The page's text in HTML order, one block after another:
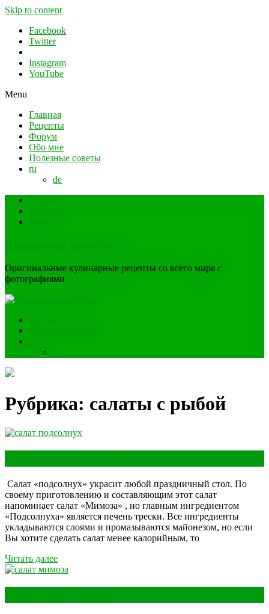
Skip to content
Facebook
Twitter
Instagram
YouTube
Menu
Главная
Рецепты
Форум
Обо мне
Полезные советы
ru
de
Оригинальные кулинарные рецепты со всего мира с
фотографиями
Рубрика: салаты с рыбой
Салат «подсолнух» украсит любой праздничный стол. По
своему приготовлению и составляющим этот салат
напоминает салат «Мимоза» , но главным ингредиентом
«Подсолнуха» является печень трески. Все ингредиенты
укладываются слоями и промазываются майонезом, но если
Вы хотите сделать салат менее калорийным, то
Читать далее